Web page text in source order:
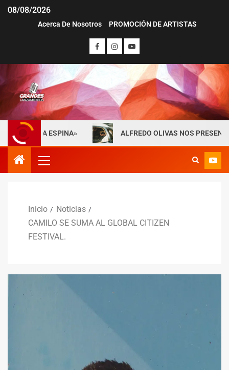
08/08/2026
Acerca De Nosotros PROMOCIÓN DE ARTISTAS
ESPINA» ALFREDO OLIVAS NOS PRESENTA
Inicio
Noticias
CAMILO SE SUMA AL GLOBAL CITIZEN
FESTIVAL.